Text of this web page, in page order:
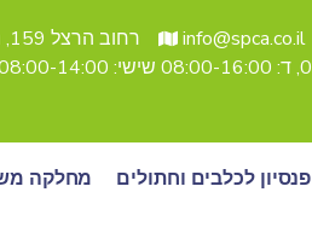
info@spca.co.il
רחוב הרצל 159, תל אביב
פנסיון לכלבים וחתולים מחלקה